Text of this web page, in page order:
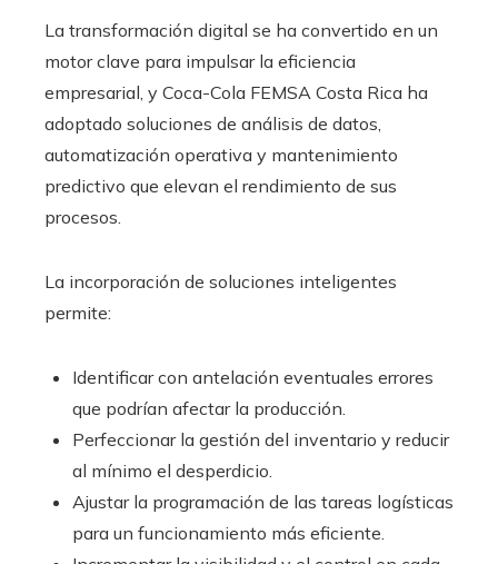
La transformación digital se ha convertido en un
motor clave para impulsar la eficiencia
empresarial, y Coca-Cola FEMSA Costa Rica ha
adoptado soluciones de análisis de datos,
automatización operativa y mantenimiento
predictivo que elevan el rendimiento de sus
procesos.
La incorporación de soluciones inteligentes
permite:
Identificar con antelación eventuales errores
que podrían afectar la producción.
Perfeccionar la gestión del inventario y reducir
al mínimo el desperdicio.
Ajustar la programación de las tareas logísticas
para un funcionamiento más eficiente.